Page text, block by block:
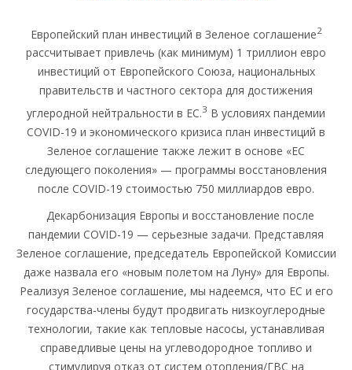
Европейский план инвестиций в Зеленое соглашение2
рассчитывает привлечь (как минимум) 1 триллион евро
инвестиций от Европейского Союза, национальных
правительств и частного сектора для достижения
углеродной нейтральности в ЕС.3 В условиях пандемии
COVID-19 и экономического кризиса план инвестиций в
Зеленое соглашение также лежит в основе «ЕС
следующего поколения» — программы восстановления
после COVID-19 стоимостью 750 миллиардов евро.
Декарбонизация Европы и восстановление после
пандемии COVID-19 — серьезные задачи. Представляя
Зеленое соглашение, председатель Европейской Комиссии
даже назвала его «новым полетом на Луну» для Европы.
Реализуя Зеленое соглашение, мы надеемся, что ЕС и его
государства-члены будут продвигать низкоуглеродные
технологии, такие как тепловые насосы, устанавливая
справедливые цены на углеводородное топливо и
стимулируя отказ от систем отопления/ГВС на